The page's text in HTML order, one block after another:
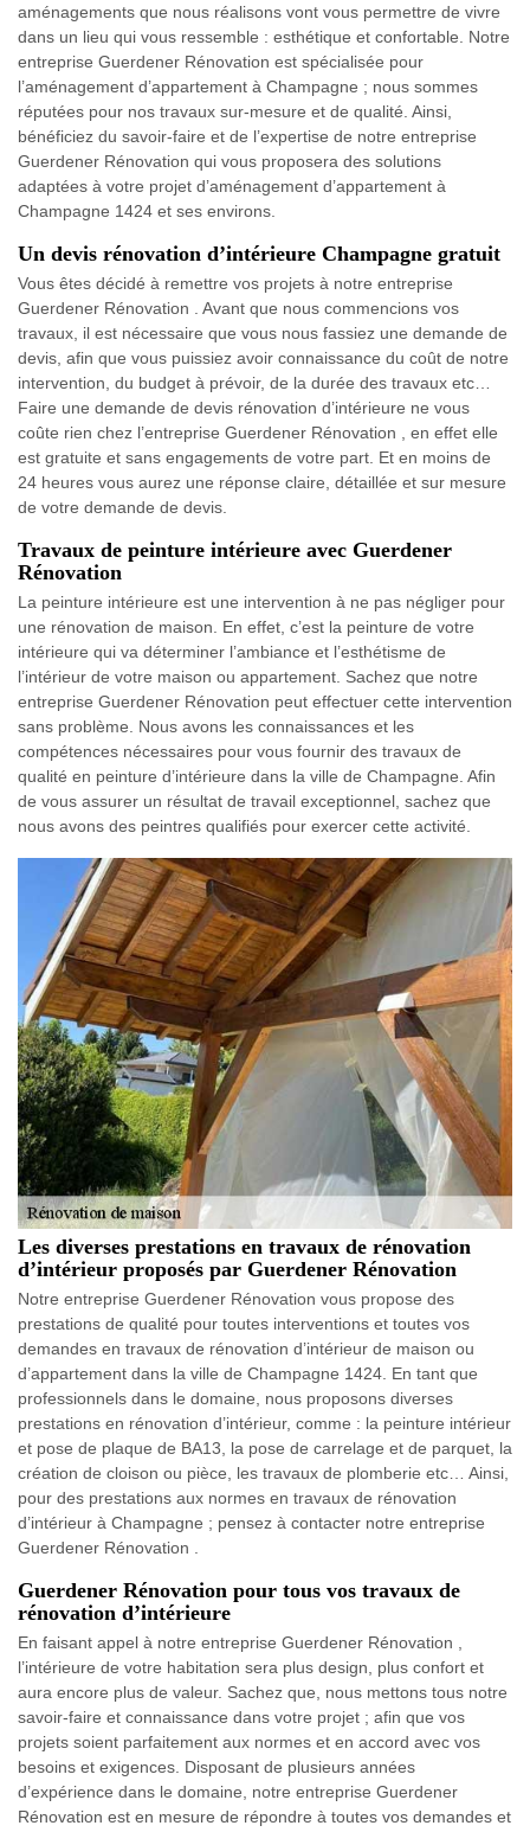
aménagements que nous réalisons vont vous permettre de vivre
dans un lieu qui vous ressemble : esthétique et confortable. Notre
entreprise Guerdener Rénovation est spécialisée pour
l’aménagement d’appartement à Champagne ; nous sommes
réputées pour nos travaux sur-mesure et de qualité. Ainsi,
bénéficiez du savoir-faire et de l’expertise de notre entreprise
Guerdener Rénovation qui vous proposera des solutions
adaptées à votre projet d’aménagement d’appartement à
Champagne 1424 et ses environs.
Un devis rénovation d’intérieure Champagne gratuit
Vous êtes décidé à remettre vos projets à notre entreprise
Guerdener Rénovation . Avant que nous commencions vos
travaux, il est nécessaire que vous nous fassiez une demande de
devis, afin que vous puissiez avoir connaissance du coût de notre
intervention, du budget à prévoir, de la durée des travaux etc…
Faire une demande de devis rénovation d’intérieure ne vous
coûte rien chez l’entreprise Guerdener Rénovation , en effet elle
est gratuite et sans engagements de votre part. Et en moins de
24 heures vous aurez une réponse claire, détaillée et sur mesure
de votre demande de devis.
Travaux de peinture intérieure avec Guerdener
Rénovation
La peinture intérieure est une intervention à ne pas négliger pour
une rénovation de maison. En effet, c’est la peinture de votre
intérieure qui va déterminer l’ambiance et l’esthétisme de
l’intérieur de votre maison ou appartement. Sachez que notre
entreprise Guerdener Rénovation peut effectuer cette intervention
sans problème. Nous avons les connaissances et les
compétences nécessaires pour vous fournir des travaux de
qualité en peinture d’intérieure dans la ville de Champagne. Afin
de vous assurer un résultat de travail exceptionnel, sachez que
nous avons des peintres qualifiés pour exercer cette activité.
Les diverses prestations en travaux de rénovation
d’intérieur proposés par Guerdener Rénovation
Notre entreprise Guerdener Rénovation vous propose des
prestations de qualité pour toutes interventions et toutes vos
demandes en travaux de rénovation d’intérieur de maison ou
d’appartement dans la ville de Champagne 1424. En tant que
professionnels dans le domaine, nous proposons diverses
prestations en rénovation d’intérieur, comme : la peinture intérieur
et pose de plaque de BA13, la pose de carrelage et de parquet, la
création de cloison ou pièce, les travaux de plomberie etc… Ainsi,
pour des prestations aux normes en travaux de rénovation
d’intérieur à Champagne ; pensez à contacter notre entreprise
Guerdener Rénovation .
Guerdener Rénovation pour tous vos travaux de
rénovation d’intérieure
En faisant appel à notre entreprise Guerdener Rénovation ,
l’intérieure de votre habitation sera plus design, plus confort et
aura encore plus de valeur. Sachez que, nous mettons tous notre
savoir-faire et connaissance dans votre projet ; afin que vos
projets soient parfaitement aux normes et en accord avec vos
besoins et exigences. Disposant de plusieurs années
d’expérience dans le domaine, notre entreprise Guerdener
Rénovation est en mesure de répondre à toutes vos demandes et